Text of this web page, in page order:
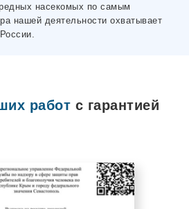
насекомых по самым
нашей деятельности охватывает
работ с гарантией